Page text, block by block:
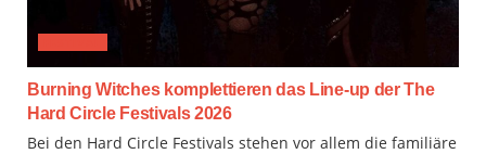
Burning Witches komplettieren das Line-up der The
Hard Circle Festivals 2026
Bei den Hard Circle Festivals stehen vor allem die familiäre